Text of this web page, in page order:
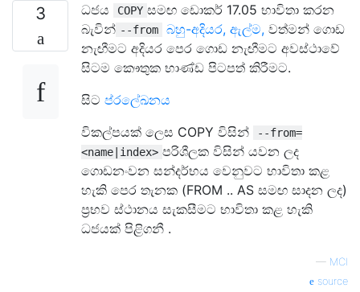
3 ධජය COPY සමඟ ඩොකර් 17.05 භාවිතා කරන
බැවින් --from බහු-අදියර, ඇල්ම, වත්මන් ගොඩ
නැඟීමට අදියර පෙර ගොඩ නැඟීමට අවස්ථාවේ
සිටම කෞතුක භාණ්ඩ පිටපත් කිරීමට.
සිට ප්රලේඛනය
විකල්පයක් ලෙස COPY විසින්
--from=
<name|index> පරිශීලක විසින් යවන ලද
ගොඩනංවන සන්දර්භය වෙනුවට භාවිතා කළ
හැකි පෙර තැනක (FROM .. AS සමඟ සාදන ලද)
ප්‍රභව ස්ථානය සැකසීමට භාවිතා කළ හැකි
ධජයක් පිළිගනී .
— MCI
source